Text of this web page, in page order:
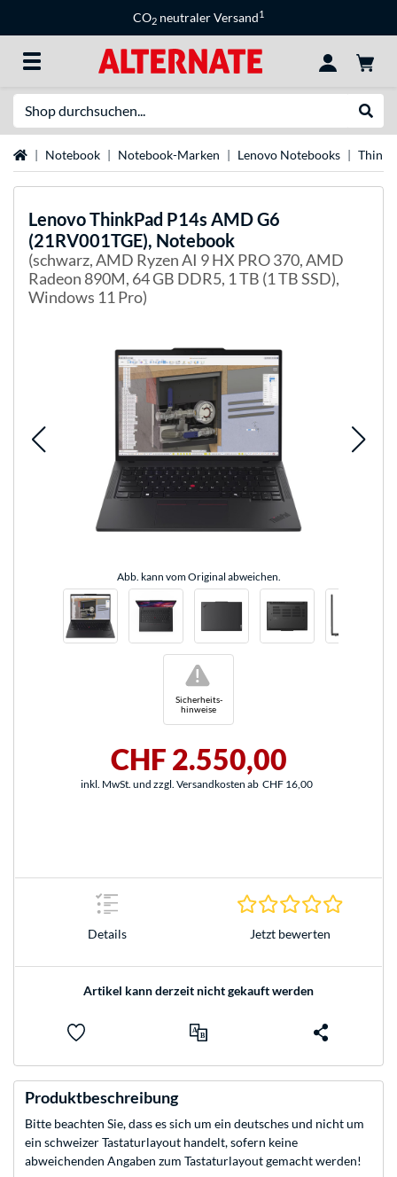
CO2 neutraler Versand1
StartseiteNotebook Notebook-Marken Lenovo Notebooks
LenovoThinkPad P14s AMD G6
(21RV001TGE), Notebook
(schwarz, AMD Ryzen AI 9 HX PRO 370, AMD
Radeon 890M, 64 GB DDR5, 1 TB (1 TB SSD),
Windows 11 Pro)
Abb. kann vom Original abweichen.
Sicherheits-
hinweise
!
CHF 2.550,00
inkl. MwSt. und zzgl. Versandkosten ab CHF 16,00
Details Jetzt bewerten
Artikel kann derzeit nicht gekauft werden
Produktbeschreibung
Bitte beachten Sie, dass es sich um ein deutsches und nicht um
ein schweizer Tastaturlayout handelt, sofern keine
abweichenden Angaben zum Tastaturlayout gemacht werden!